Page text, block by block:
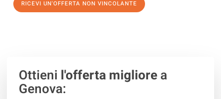
RICEVI UN'OFFERTA NON VINCOLANTE
Ottieni l'offerta migliorea
Genova: